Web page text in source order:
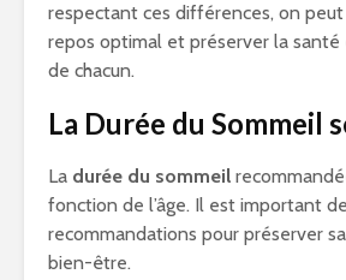
respectant ces différences, on
repos optimal et préserver la
de chacun.
La Durée du Sommeil
La durée du sommeil
fonction de l’âge. Il est important
recommandations pour préserver
bien-être.